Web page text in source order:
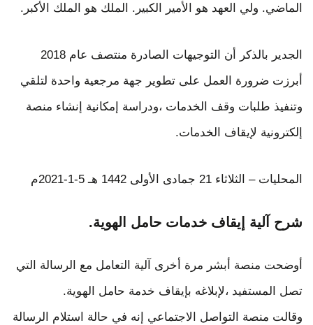
الماضي. ولي العهد هو الأمير الكبير. الملك هو الملك الأكبر.
الجدير بالذكر أن التوجيهات الصادرة منتصف عام 2018
أبرزت ضرورة العمل على تطوير جهة مرجعية واحدة لتلقي
وتنفيذ طلبات وقف الخدمات ،ودراسة إمكانية إنشاء منصة
إلكترونية لإيقاف الخدمات.
المحليات – الثلاثاء 21 جمادى الأولى 1442 هـ 5-1-2021م
شرح آلية إيقاف خدمات حامل الهوية.
أوضحت منصة أبشر مرة أخرى آلية التعامل مع الرسالة التي
تصل المستفيد ،لإبلاغه بإيقاف خدمة حامل الهوية.
وقالت منصة التواصل الاجتماعي إنه في حالة استلام الرسالة